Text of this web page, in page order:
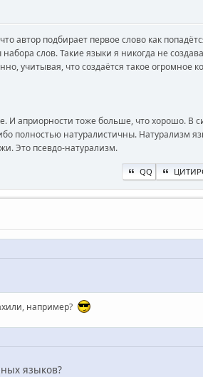
автор подбирает первое слово как
слов. Такие языки я никогда не
учитывая, что создаётся такое огромное
И априорности тоже больше, что хорошо. В
полностью натуралистичны. Натурализм
Это псевдо-натурализм.
QQ
например?
языков?